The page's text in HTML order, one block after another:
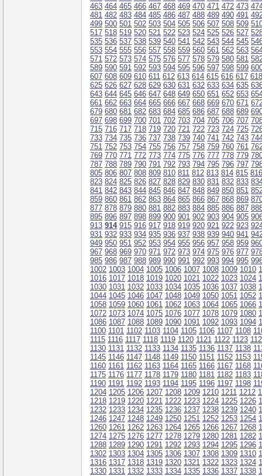
463 464 465 466 467 468 469 470 471 472 473
481 482 483 484 485 486 487 488 489 490 491
499 500 501 502 503 504 505 506 507 508 509
517 518 519 520 521 522 523 524 525 526 527
535 536 537 538 539 540 541 542 543 544 545
553 554 555 556 557 558 559 560 561 562 563
571 572 573 574 575 576 577 578 579 580 581
589 590 591 592 593 594 595 596 597 598 599
607 608 609 610 611 612 613 614 615 616 617 618
625 626 627 628 629 630 631 632 633 634 635
643 644 645 646 647 648 649 650 651 652 653
661 662 663 664 665 666 667 668 669 670 671
679 680 681 682 683 684 685 686 687 688 689
697 698 699 700 701 702 703 704 705 706 707
715 716 717 718 719 720 721 722 723 724 725
733 734 735 736 737 738 739 740 741 742 743
751 752 753 754 755 756 757 758 759 760 761
769 770 771 772 773 774 775 776 777 778 779
787 788 789 790 791 792 793 794 795 796 797
805 806 807 808 809 810 811 812 813 814 815 816
823 824 825 826 827 828 829 830 831 832 833
841 842 843 844 845 846 847 848 849 850 851
859 860 861 862 863 864 865 866 867 868 869
877 878 879 880 881 882 883 884 885 886 887
895 896 897 898 899 900 901 902 903 904 905
913 914 915 916 917 918 919 920 921 922 923
931 932 933 934 935 936 937 938 939 940 941
949 950 951 952 953 954 955 956 957 958 959
967 968 969 970 971 972 973 974 975 976 977
985 986 987 988 989 990 991 992 993 994 995
1002 1003 1004 1005 1006 1007 1008 1009 1010
1016 1017 1018 1019 1020 1021 1022 1023 1024
1030 1031 1032 1033 1034 1035 1036 1037 1038
1044 1045 1046 1047 1048 1049 1050 1051 1052
1058 1059 1060 1061 1062 1063 1064 1065 1066
1072 1073 1074 1075 1076 1077 1078 1079 1080
1086 1087 1088 1089 1090 1091 1092 1093 1094
1100 1101 1102 1103 1104 1105 1106 1107 1108
1115 1116 1117 1118 1119 1120 1121 1122 1123
1130 1131 1132 1133 1134 1135 1136 1137 1138
1145 1146 1147 1148 1149 1150 1151 1152 1153
1160 1161 1162 1163 1164 1165 1166 1167 1168
1175 1176 1177 1178 1179 1180 1181 1182 1183
1190 1191 1192 1193 1194 1195 1196 1197 1198
1204 1205 1206 1207 1208 1209 1210 1211 1212
1218 1219 1220 1221 1222 1223 1224 1225 1226
1232 1233 1234 1235 1236 1237 1238 1239 1240
1246 1247 1248 1249 1250 1251 1252 1253 1254
1260 1261 1262 1263 1264 1265 1266 1267 1268
1274 1275 1276 1277 1278 1279 1280 1281 1282
1288 1289 1290 1291 1292 1293 1294 1295 1296
1302 1303 1304 1305 1306 1307 1308 1309 1310
1316 1317 1318 1319 1320 1321 1322 1323 1324
1330 1331 1332 1333 1334 1335 1336 1337 1338